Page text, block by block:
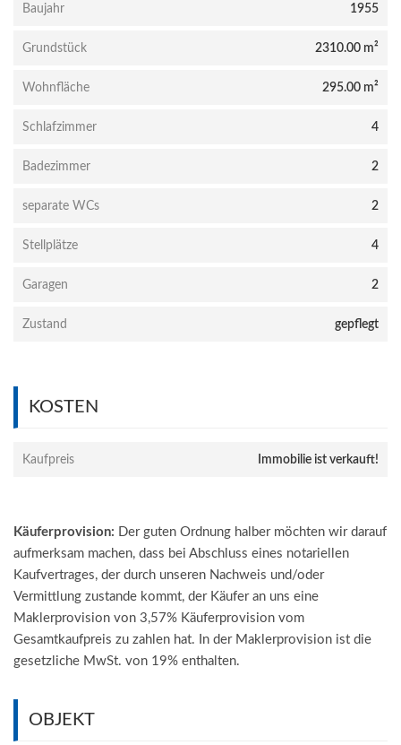
Baujahr 1955
Grundstück 2310.00 m²
Wohnfläche 295.00 m²
Schlafzimmer 4
Badezimmer 2
separate WCs 2
Stellplätze 4
Garagen 2
Zustand gepflegt
KOSTEN
Kaufpreis Immobilie ist verkauft!
Käuferprovision: Der guten Ordnung halber möchten wir darauf
aufmerksam machen, dass bei Abschluss eines notariellen
Kaufvertrages, der durch unseren Nachweis und/oder
Vermittlung zustande kommt, der Käufer an uns eine
Maklerprovision von 3,57% Käuferprovision vom
Gesamtkaufpreis zu zahlen hat. In der Maklerprovision ist die
gesetzliche MwSt. von 19% enthalten.
OBJEKT